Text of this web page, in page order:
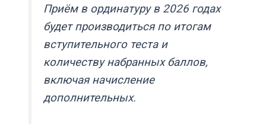
Приём в ординатуру в 2026 годах
будет производиться по итогам
вступительного теста и
количеству набранных баллов,
включая начисление
дополнительных.